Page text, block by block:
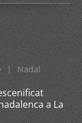
| Nadal
a La